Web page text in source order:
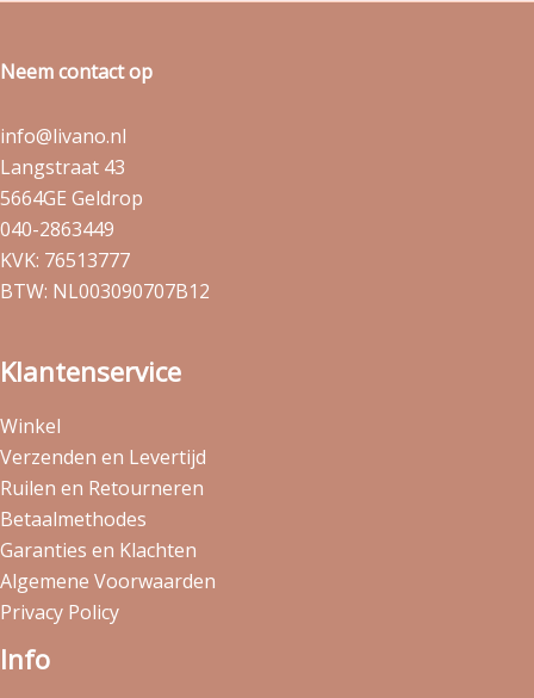
Neem contact op
info@livano.nl
Langstraat 43
5664GE Geldrop
040-2863449
KVK: 76513777
BTW: NL003090707B12
Klantenservice
Winkel
Verzenden en Levertijd
Ruilen en Retourneren
Betaalmethodes
Garanties en Klachten
Algemene Voorwaarden
Privacy Policy
Info